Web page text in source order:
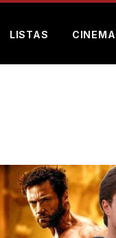
LISTAS CINEMA